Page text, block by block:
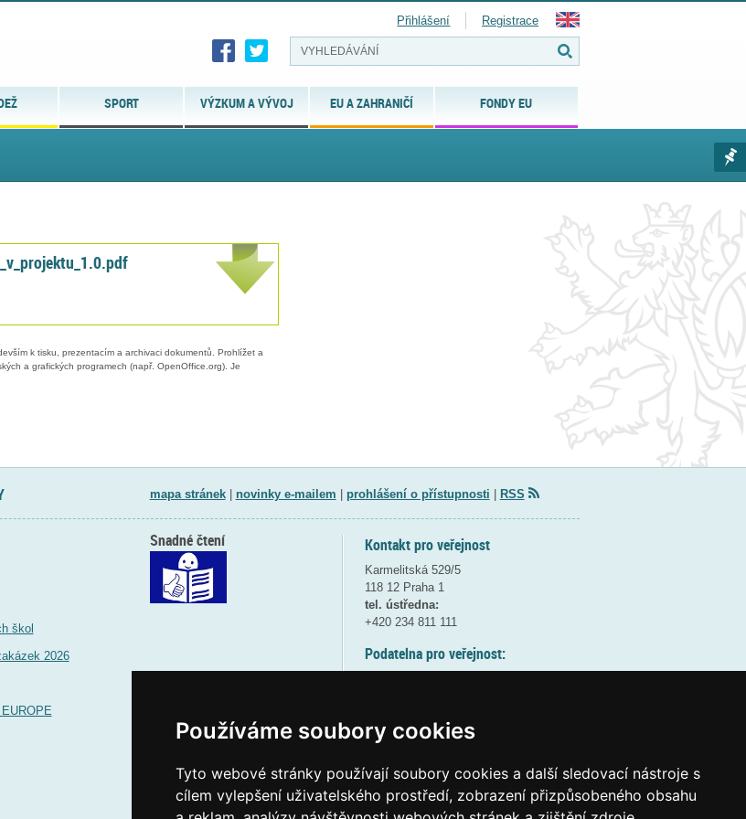
Používáme soubory cookies
Tyto webové stránky používají soubory cookies a další sledovací nástroje s
cílem vylepšení uživatelského prostředí, zobrazení přizpůsobeného obsahu
SPORT VÝZKUM A VÝVOJ EU A ZAHRANIČÍ FONDY EU
Přihlášení Registrace
k tisku, prezentacím a archivaci dokumentů. Prohlížet a
a grafických programech (např. OpenOffice.org). Je
mapa stránek| novinky e-mailem prohlášení o přístupnosti RSS
škol
2026
Kontakt pro veřejnost
Karmelitská 529/5
118 12 Praha 1
tel. ústředna:
+420 234 811 111
Podatelna pro veřejnost:
(více informací
Elektronická podatelna:
Snadné čtení